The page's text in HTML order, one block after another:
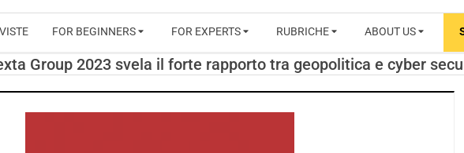
RIVISTA
CYBERSECURITY
TRENDS
FOR BEGINNERS FOR EXPERTS RUBRICHE ABOUT US
Group 2023 svela il forte rapporto tra geopolitica e cyber